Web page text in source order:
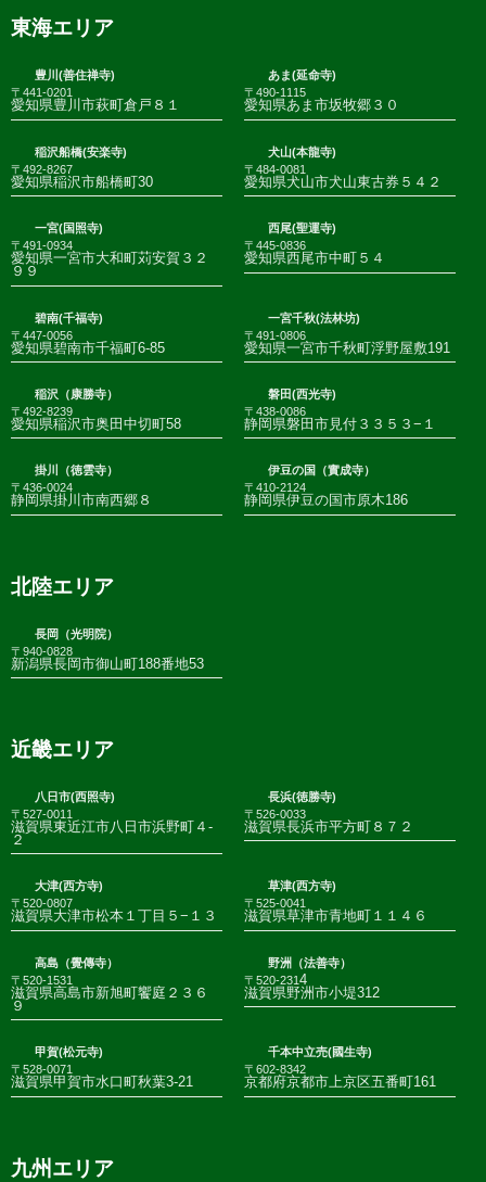
東海エリア
豊川(善住禅寺)
〒441-0201
愛知県豊川市萩町倉戸８１
あま(延命寺)
〒490-1115
愛知県あま市坂牧郷３０
稲沢船橋(安楽寺)
〒492-8267
愛知県稲沢市船橋町30
犬山(本龍寺)
〒484-0081
愛知県犬山市犬山東古券５４２
一宮(国照寺)
〒491-0934
愛知県一宮市大和町苅安賀３２
９９
西尾(聖運寺)
〒445-0836
愛知県西尾市中町５４
碧南(千福寺)
〒447-0056
愛知県碧南市千福町6-85
一宮千秋(法林坊)
〒491-0806
愛知県一宮市千秋町浮野屋敷191
稲沢（康勝寺）
〒492-8239
愛知県稲沢市奥田中切町58
磐田(西光寺)
〒438-0086
静岡県磐田市見付３３５３−１
掛川（徳雲寺）
〒436-0024
静岡県掛川市南西郷８
伊豆の国（實成寺）
〒410-2124
静岡県伊豆の国市原木186
北陸エリア
長岡（光明院）
〒940-0828
新潟県長岡市御山町188番地53
近畿エリア
八日市(西照寺)
〒527-0011
滋賀県東近江市八日市浜野町４-
２
長浜(徳勝寺)
〒526-0033
滋賀県長浜市平方町８７２
大津(西方寺)
〒520-0807
滋賀県大津市松本１丁目５−１３
草津(西方寺)
〒525-0041
滋賀県草津市青地町１１４６
高島（覺傳寺）
〒520-1531
滋賀県高島市新旭町饗庭２３６
９
野洲（法善寺）
〒520-2314
滋賀県野洲市小堤312
甲賀(松元寺)
〒528-0071
滋賀県甲賀市水口町秋葉3-21
千本中立売(國生寺)
〒602-8342
京都府京都市上京区五番町161
九州エリア